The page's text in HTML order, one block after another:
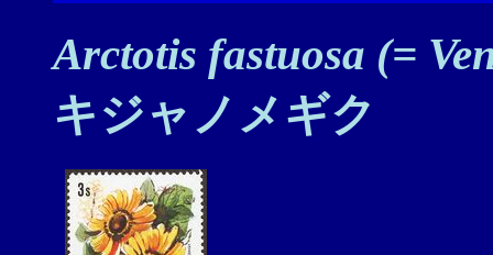
Arctotis fastuosa (=
キジャノメギク